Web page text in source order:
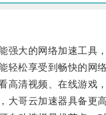
大的网络加速工具，
松享受到畅快的网络
清视频、在线游戏，
哥云加速器具备更高